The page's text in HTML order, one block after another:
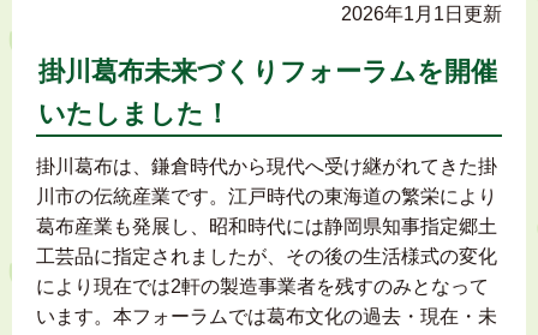
2026年1月1日更新
掛川葛布未来づくりフォーラムを開催
いたしました！
掛川葛布は、鎌倉時代から現代へ受け継がれてきた掛
川市の伝統産業です。江戸時代の東海道の繁栄により
葛布産業も発展し、昭和時代には静岡県知事指定郷土
工芸品に指定されましたが、その後の生活様式の変化
により現在では2軒の製造事業者を残すのみとなって
います。本フォーラムでは葛布文化の過去・現在・未